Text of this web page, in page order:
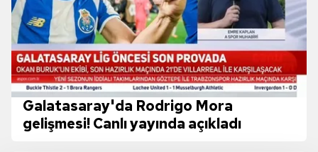
Galatasaray'da Rodrigo Mora
gelişmesi! Canlı yayında açıkladı